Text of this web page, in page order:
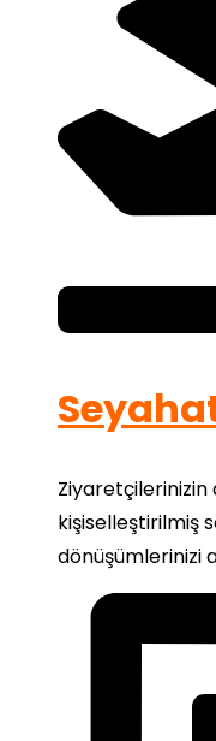
Ziyaretçilerinizin
kişiselleştirilmiş
dönüşümlerinizi